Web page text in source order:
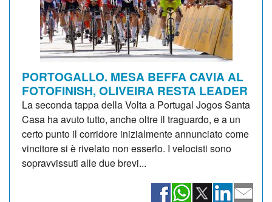
PORTOGALLO. MESA BEFFA CAVIA AL
FOTOFINISH, OLIVEIRA RESTA LEADER
La seconda tappa della Volta a Portugal Jogos Santa
Casa ha avuto tutto, anche oltre il traguardo, e a un
certo punto il corridore inizialmente annunciato come
vincitore si è rivelato non esserlo. I velocisti sono
sopravvissuti alle due brevi...